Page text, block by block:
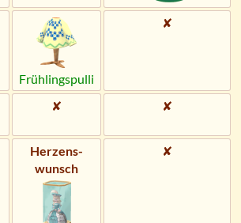
Frühlingspulli
✘
✘ ✘
Herzens­
wunsch
✘